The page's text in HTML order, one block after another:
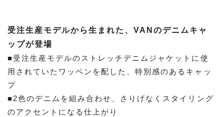
受注生産モデルから生まれた、VANのデニムキャ
ップが登場
■受注生産モデルのストレッチデニムジャケットに使
用されていたワッペンを配した、特別感のあるキャッ
プ
■2色のデニムを組み合わせ、さりげなくスタイリング
のアクセントになる仕上がり